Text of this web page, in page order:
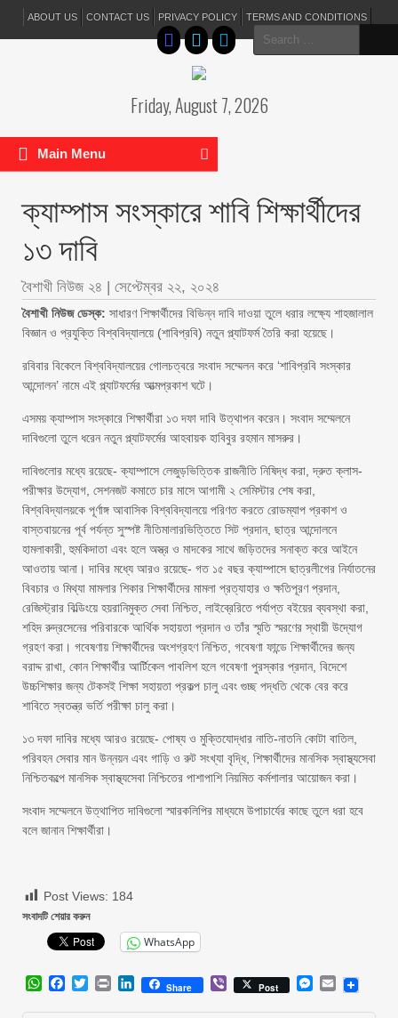
ABOUT US CONTACT US PRIVACY POLICY TERMS AND CONDITIONS
Search
for:
Friday, August 7, 2026
Main Menu
ক্যাম্পাস সংস্কারে শাবি শিক্ষার্থীদের
১৩ দাবি
বৈশাখী নিউজ ২৪ | সেপ্টেম্বর ২২, ২০২৪
বৈশাখী নিউজ ডেস্ক: সাধারণ শিক্ষার্থীদের বিভিন্ন দাবি দাওয়া তুলে ধরার লক্ষ্যে শাহজালাল
বিজ্ঞান ও প্রযুক্তি বিশ্ববিদ্যালয়ে (শাবিপ্রবি) নতুন প্ল্যাটফর্ম তৈরি করা হয়েছে।
রবিবার বিকেলে বিশ্ববিদ্যালয়ের গোলচত্বরে সংবাদ সম্মেলন করে ‘শাবিপ্রবি সংস্কার
আন্দোলন’ নামে এই প্ল্যাটফর্মের আত্মপ্রকাশ ঘটে।
এসময় ক্যাম্পাস সংস্কারে শিক্ষার্থীরা ১৩ দফা দাবি উত্থাপন করেন। সংবাদ সম্মেলনে
দাবিগুলো তুলে ধরেন নতুন প্ল্যাটফর্মের আহবায়ক হাবিবুর রহমান মাসরুর।
দাবিগুলোর মধ্যে রয়েছে- ক্যাম্পাসে লেজুড়ভিত্তিক রাজনীতি নিষিদ্ধ করা, দ্রুত ক্লাস-
পরীক্ষার উদ্যোগ, সেশনজট কমাতে চার মাসে আগামী ২ সেমিস্টার শেষ করা,
বিশ্ববিদ্যালয়কে পূর্ণাঙ্গ আবাসিক বিশ্ববিদ্যালয়ে পরিণত করতে রোডম্যাপ প্রকাশ ও
বাস্তবায়নের পূর্ব পর্যন্ত সুস্পষ্ট নীতিমালারভিত্তিতে সিট প্রদান, ছাত্র আন্দোলনে
হামলাকারী, হুমকিদাতা এবং হলে অস্ত্র ও মাদকের সাথে জড়িতদের সনাক্ত করে আইনে
আওতায় আনা। দাবির মধ্যে আরও রয়েছে- গত ১৫ বছর ক্যাম্পাসে ছাত্রলীগের নির্যাতনের
বিবচার ও মিথ্যা মামলার শিকার শিক্ষার্থীদের মামলা প্রত্যাহার ও ক্ষতিপূরণ প্রদান,
রেজিস্ট্রার বিল্ডিংয়ে হয়রানিমুক্ত সেবা নিশ্চিত, লাইব্রেরিতে পর্যাপ্ত বইয়ের ব্যবস্থা করা,
শহিদ রুদ্রসেনের পরিবারকে আর্থিক সহায়তা প্রদান ও তাঁর স্মৃতি স্মরণের স্থায়ী উদ্যোগ
গ্রহণ করা। গবেষণায় শিক্ষার্থীদের অংশগ্রহণ নিশ্চিত, গবেষণা ফান্ডে শিক্ষার্থীদের জন্য
বরাদ্দ রাখা, কোন শিক্ষার্থীর আর্টিকেল পাবলিশ হলে গবেষণা পুরস্কার প্রদান, বিদেশে
উচ্চশিক্ষার জন্য টেকসই শিক্ষা সহায়তা প্রকল্প চালু এবং গুচ্ছ পদ্ধতি থেকে বের করে
শাবিতে স্বতন্ত্র ভর্তি পরীক্ষা চালু করা।
১৩ দফা দাবির মধ্যে আরও রয়েছে- পোষ্য ও মুক্তিযোদ্ধার নাতি-নাতনি কোটা বাতিল,
পরিবহন সেবার মান উন্নয়ন এবং গাড়ি ও রুট সংখ্যা বৃদ্ধি, শিক্ষার্থীদের মানসিক স্বাস্থ্যসেবা
নিশ্চিতকল্পে মানসিক স্বাস্থ্যসেবা নিশ্চিতের পাশাপাশি নিয়মিত কর্মশালার আয়োজন করা।
সংবাদ সম্মেলনে উত্থাপিত দাবিগুলো স্মারকলিপির মাধ্যমে উপাচার্যের কাছে তুলে ধরা হবে
বলে জানান শিক্ষার্থীরা।
Post Views: 184
সংবাদটি শেয়ার করুন
WhatsApp
WhatsApp
Facebook
Twitter
Print LinkedIn
Share ViberPost Messenger
Email